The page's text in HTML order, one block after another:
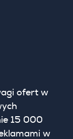
ofert w
15 000
w